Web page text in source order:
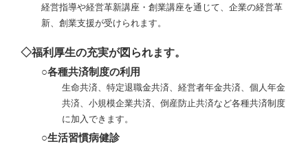
経営指導や経営革新講座・創業講座を通じて、企業の経営革
新、創業支援が受けられます。
◇福利厚生の充実が図られます。
○各種共済制度の利用
生命共済、特定退職金共済、経営者年金共済、個人年金
共済、小規模企業共済、倒産防止共済など各種共済制度
に加入できます。
○生活習慣病健診